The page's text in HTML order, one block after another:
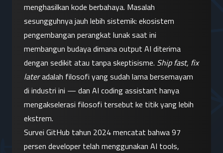
menghasilkan kode berbahaya. Masalah
sesungguhnya jauh lebih sistemik: ekosistem
pengembangan perangkat lunak saat ini
membangun budaya dimana output AI diterima
dengan sedikit atau tanpa skeptisisme. Ship fast, fix
later adalah filosofi yang sudah lama bersemayam
di industri ini — dan AI coding assistant hanya
mengakselerasi filosofi tersebut ke titik yang lebih
ekstrem.
Survei GitHub tahun 2024 mencatat bahwa 97
persen developer telah menggunakan AI tools,